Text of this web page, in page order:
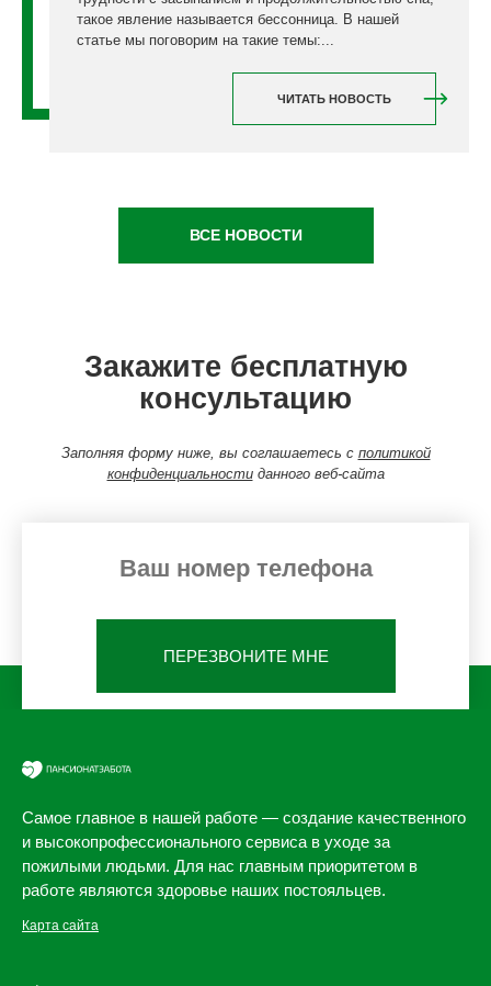
такое явление называется бессонница. В нашей
статье мы поговорим на такие темы:...
ЧИТАТЬ НОВОСТЬ
ВСЕ НОВОСТИ
Закажите бесплатную
консультацию
Заполняя форму ниже, вы соглашаетесь с политикой
конфиденциальностиданного веб-сайта
ПЕРЕЗВОНИТЕ МНЕ
Самое главное в нашей работе — создание качественного
и высокопрофессионального сервиса в уходе за
пожилыми людьми. Для нас главным приоритетом в
работе являются здоровье наших постояльцев.
Карта сайта